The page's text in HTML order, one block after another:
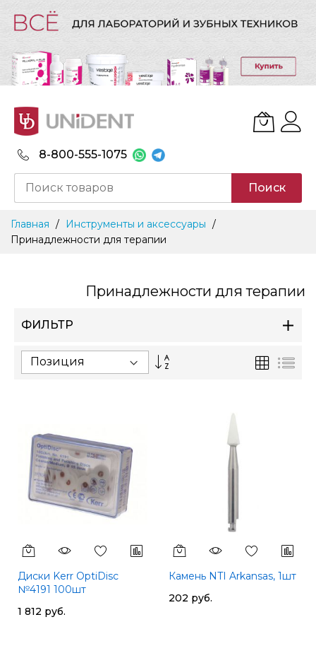
8-800-555-1075
Поиск
Content
Главная
Инструменты и аксессуары
Принадлежности для терапии
Принадлежности для терапии
ФИЛЬТР
Сортируется
Сетка
Диски Kerr OptiDisc
№4191 100шт
1 812 руб.
Камень NTI Arkansas, 1шт
202 руб.